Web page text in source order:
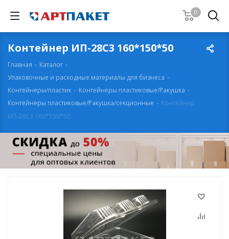
0
Контейнер ИП-28С3 160*150*50
Главная - Каталог -
Упаковочные и расходные материалы для бизнеса -
Контейнеры/пластик - Контейнеры пластиковые/Ракушка -
Контейнеры пластиковые/Ракушка/секционные - Контейнер
ИП-28С3 160*150*50